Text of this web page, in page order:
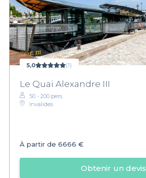
5,0 (1)
Le Quai Alexandre III
50 - 200 pers.
Invalides
À partir de 6666 €
Obtenir un devis